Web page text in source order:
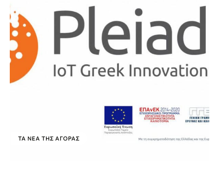
ΤΑ ΝΈΑ ΤΗΣ ΑΓΟΡΆΣ